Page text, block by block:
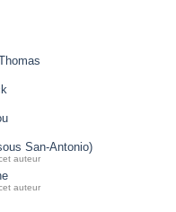
San-Antonio)
auteur
auteur